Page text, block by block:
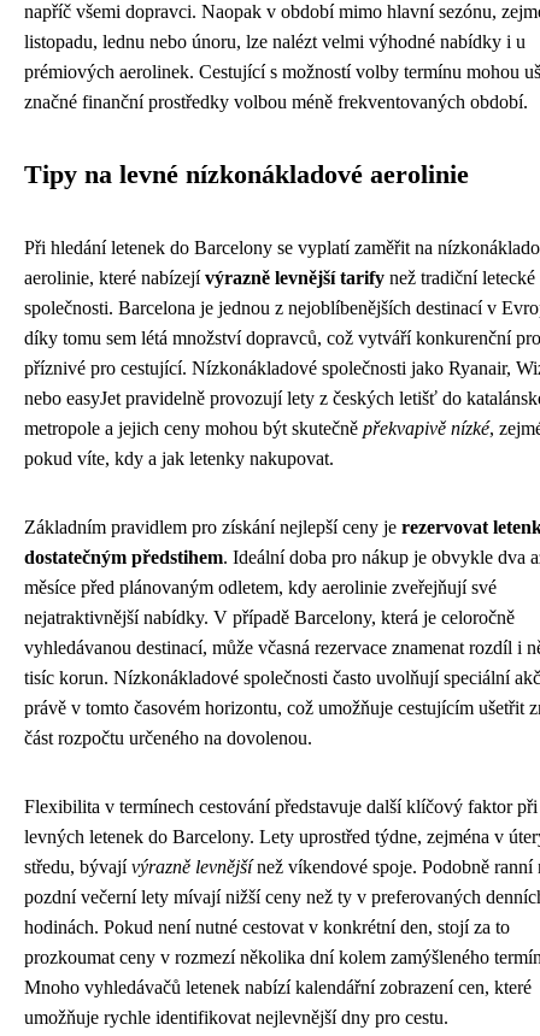
napříč všemi dopravci. Naopak v období mimo hlavní sezónu,
listopadu, lednu nebo únoru, lze nalézt velmi výhodné nabídky i u
prémiových aerolinek. Cestující s možností volby termínu mohou
značné finanční prostředky volbou méně frekventovaných období.
Tipy na levné nízkonákladové aerolinie
Při hledání letenek do Barcelony se vyplatí zaměřit na
aerolinie, které nabízejívýrazně levnější tarify než tradiční letecké
společnosti. Barcelona je jednou z nejoblíbenějších destinací v
díky tomu sem létá množství dopravců, což vytváří konkurenční
příznivé pro cestující. Nízkonákladové společnosti jako Ryanair,
nebo easyJet pravidelně provozují lety z českých letišť do
metropole a jejich ceny mohou být skutečně překvapivě nízké,
pokud víte, kdy a jak letenky nakupovat.
Základním pravidlem pro získání nejlepší ceny je rezervovat
dostatečným předstihem. Ideální doba pro nákup je obvykle dva
měsíce před plánovaným odletem, kdy aerolinie zveřejňují své
nejatraktivnější nabídky. V případě Barcelony, která je celoročně
vyhledávanou destinací, může včasná rezervace znamenat rozdíl i
tisíc korun. Nízkonákladové společnosti často uvolňují speciální
právě v tomto časovém horizontu, což umožňuje cestujícím ušetřit
část rozpočtu určeného na dovolenou.
Flexibilita v termínech cestování představuje další klíčový faktor
levných letenek do Barcelony. Lety uprostřed týdne, zejména v
středu, bývajívýrazně levnějšínež víkendové spoje. Podobně ranní
pozdní večerní lety mívají nižší ceny než ty v preferovaných
hodinách. Pokud není nutné cestovat v konkrétní den, stojí za to
prozkoumat ceny v rozmezí několika dní kolem zamýšleného
Mnoho vyhledávačů letenek nabízí kalendářní zobrazení cen, které
umožňuje rychle identifikovat nejlevnější dny pro cestu.